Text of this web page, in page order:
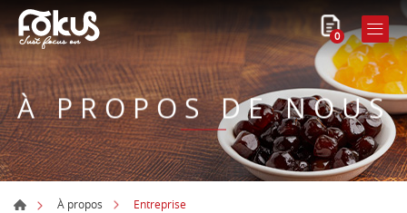
0
À PROPOS DE NOUS
À propos Entreprise